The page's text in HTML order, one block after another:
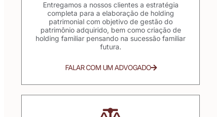
Entregamos a nossos clientes a estratégia
completa para a elaboração de holding
patrimonial com objetivo de gestão do
patrimônio adquirido, bem como criação de
holding familiar pensando na sucessão familiar
futura.
FALAR COM UM ADVOGADO